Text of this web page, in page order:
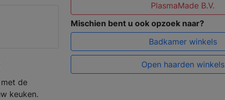
de
keuken.
PlasmaMade B.V.
Mischien bent u ook opzoek naar?
Badkamer winkels
Open haarden winkels